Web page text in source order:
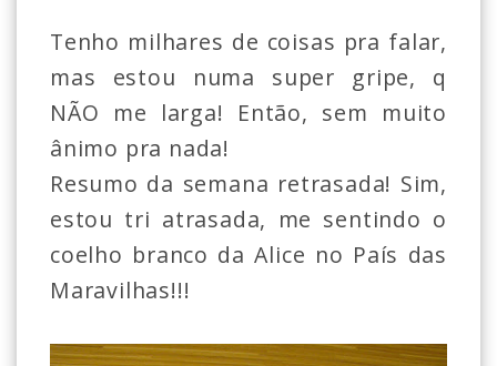
Tenho milhares de coisas pra falar,
mas estou numa super gripe, q
NÃO me larga! Então, sem muito
ânimo pra nada!
Resumo da semana retrasada! Sim,
estou tri atrasada, me sentindo o
coelho branco da Alice no País das
Maravilhas!!!